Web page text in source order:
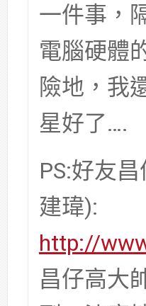
一件事，
電腦硬體
險地，我
星好了….
PS:好友
建瑋):
http://
昌仔高大